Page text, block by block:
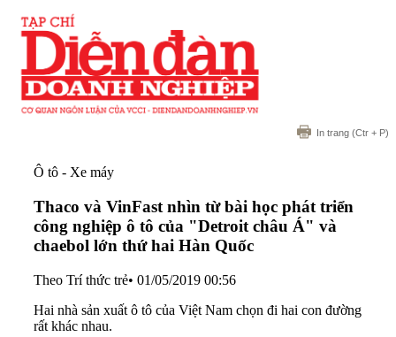
In trang (Ctr + P)
Ô tô - Xe máy
Thaco và VinFast nhìn từ bài học phát triển
công nghiệp ô tô của "Detroit châu Á" và
chaebol lớn thứ hai Hàn Quốc
Theo Trí thức trẻ• 01/05/2019 00:56
Hai nhà sản xuất ô tô của Việt Nam chọn đi hai con đường
rất khác nhau.